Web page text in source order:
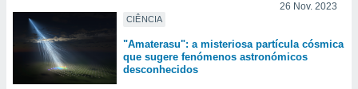
CIÊNCIA
26 Nov. 2023
"Amaterasu": a misteriosa partícula cósmica
que sugere fenómenos astronómicos
desconhecidos